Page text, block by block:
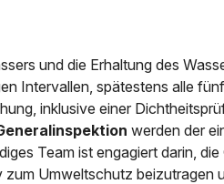
und die Erhaltung des
Intervallen, spätestens alle
inklusive einer
werden der
Team ist engagiert darin,
Umweltschutz beizutragen